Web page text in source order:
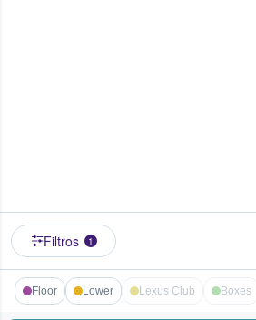
Filtros 1
Floor Lower Lexus Club Boxes